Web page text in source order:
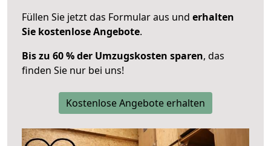
Füllen Sie jetzt das Formular aus und erhalten
Sie kostenlose Angebote.
Bis zu 60 % der Umzugskosten sparen, das
finden Sie nur bei uns!
Kostenlose Angebote erhalten